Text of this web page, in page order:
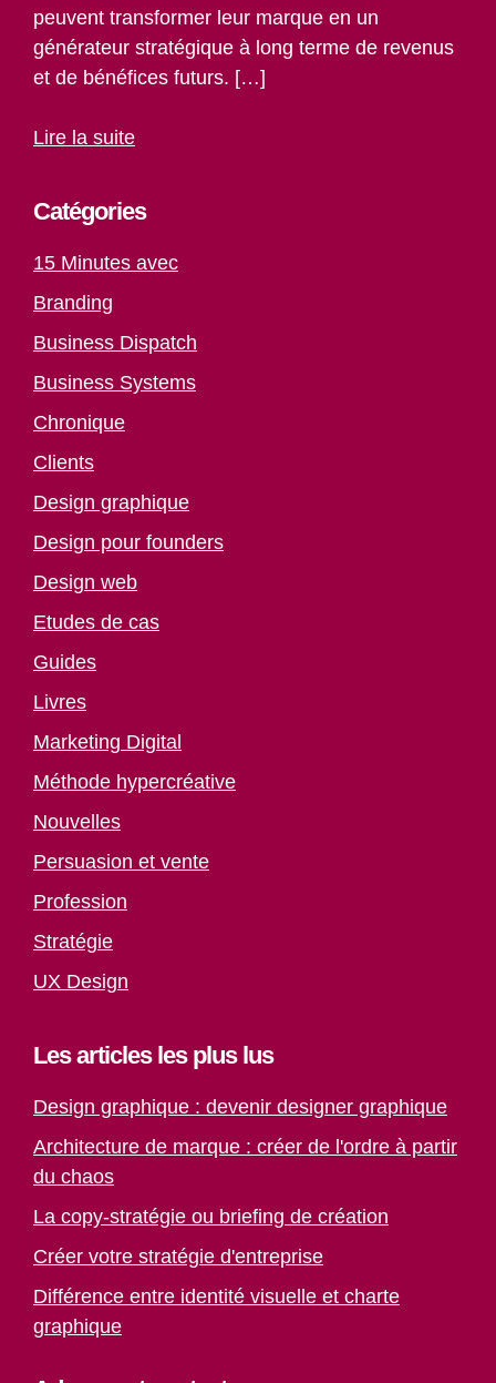
peuvent transformer leur marque en un
générateur stratégique à long terme de revenus
et de bénéfices futurs. […]
Lire la suite
Catégories
15 Minutes avec
Branding
Business Dispatch
Business Systems
Chronique
Clients
Design graphique
Design pour founders
Design web
Etudes de cas
Guides
Livres
Marketing Digital
Méthode hypercréative
Nouvelles
Persuasion et vente
Profession
Stratégie
UX Design
Les articles les plus lus
Design graphique : devenir designer graphique
Architecture de marque : créer de l'ordre à partir
du chaos
La copy-stratégie ou briefing de création
Créer votre stratégie d'entreprise
Différence entre identité visuelle et charte
graphique